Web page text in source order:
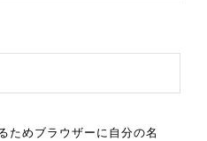
ためブラウザーに自分の名